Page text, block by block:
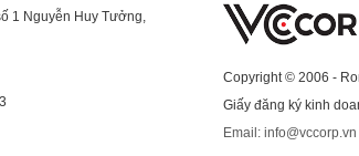
1 Nguyễn Huy Tưởng,
Copyright © 2006 -
Giấy đăng ký kinh
Email: info@vccorp.vn